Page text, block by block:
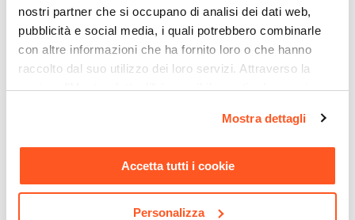
nostri partner che si occupano di analisi dei dati web,
pubblicità e social media, i quali potrebbero combinarle
con altre informazioni che ha fornito loro o che hanno
raccolto dal suo utilizzo dei loro servizi. Attraverso la
sezione "Mostra dettagli" è possibile gestire le proprie
momento. Per maggiori informazioni si invita a leggere la
nostraCookie Policy.
Mostra dettagli
Accetta tutti i cookie
Personalizza
Colore
Cromo
Azionamento
Leva monocomando
Altezza
Piantana portarotolo e
portascopino vetro bianco e
CODICE:SUN-PI2
Piantana portasciugamani
in vetro bianco e acciaio